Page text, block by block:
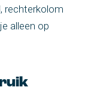
rechterkolom
alleen op